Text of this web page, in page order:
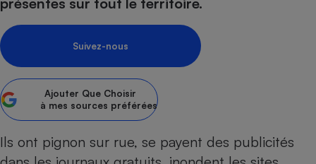
Suivez-nous
Ajouter Que Choisir
à mes sources préférées
Ils ont pignon sur rue, se payent des publicités
Sécurité - Hygiène
Assurance
Banque - Crédit
Epargne - Fiscalité
Circulation routière
Contrôle technique -
Pièce détachée
Comparatif climatiseur
Électricité - Gaz
Comparatif ordinateur
Crédit immobilier
Hygiène - Beauté
Maison de retraite
Choisir son fioul
Choisir son pellet
Comparateur assurance emprunteur
Energie Moins Chère Ensemble